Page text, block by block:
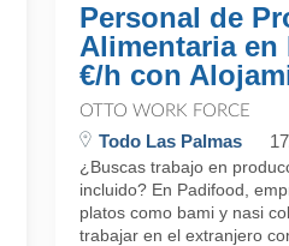
Personal de
Alimentaria en
€/h con
OTTO WORK FORCE
Todo Las Palmas
¿Buscas trabajo en
incluido? En Padifood,
platos como bami y nasi
trabajar en el extranjero